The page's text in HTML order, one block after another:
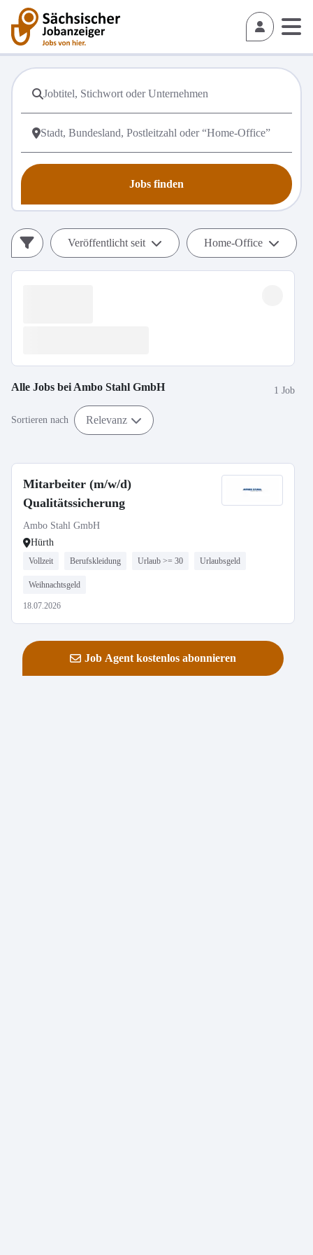
Jobs finden
Veröffentlicht seit Home-Office
Alle Jobs bei Ambo Stahl GmbH 1 Job
Sortieren nach Relevanz
Mitarbeiter (m/w/d)
Qualitätssicherung
Ambo Stahl GmbH
Hürth
Vollzeit Berufskleidung Urlaub >= 30 Urlaubsgeld
Weihnachtsgeld
18.07.2026
Job Agent kostenlos abonnieren